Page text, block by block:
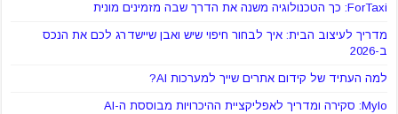
ForTaxi: כך הטכנולוגיה משנה את הדרך שבה מזמינים מונית
מדריך לעיצוב הבית: איך לבחור חיפוי שיש ואבן שיישדרג לכם את הנכס
ב-2026
למה העתיד של קידום אתרים שייך למערכות AI?
Mylo: סקירה ומדריך לאפליקציית ההיכרויות מבוססת ה-AI